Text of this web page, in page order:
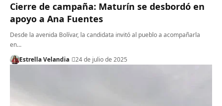
Cierre de campaña: Maturín se desbordó en
apoyo a Ana Fuentes
‎Desde la avenida Bolívar, la candidata invitó al pueblo a acompañarla
en…
Estrella Velandia
24 de julio de 2025